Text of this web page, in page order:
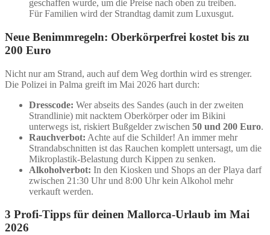
geschaffen wurde, um die Preise nach oben zu treiben.
Für Familien wird der Strandtag damit zum Luxusgut.
Neue Benimmregeln: Oberkörperfrei kostet bis zu
200 Euro
Nicht nur am Strand, auch auf dem Weg dorthin wird es strenger.
Die Polizei in Palma greift im Mai 2026 hart durch:
Dresscode: Wer abseits des Sandes (auch in der zweiten
Strandlinie) mit nacktem Oberkörper oder im Bikini
unterwegs ist, riskiert Bußgelder zwischen 50 und 200 Euro.
Rauchverbot: Achte auf die Schilder! An immer mehr
Strandabschnitten ist das Rauchen komplett untersagt, um die
Mikroplastik-Belastung durch Kippen zu senken.
Alkoholverbot: In den Kiosken und Shops an der Playa darf
zwischen 21:30 Uhr und 8:00 Uhr kein Alkohol mehr
verkauft werden.
3 Profi-Tipps für deinen Mallorca-Urlaub im Mai
2026